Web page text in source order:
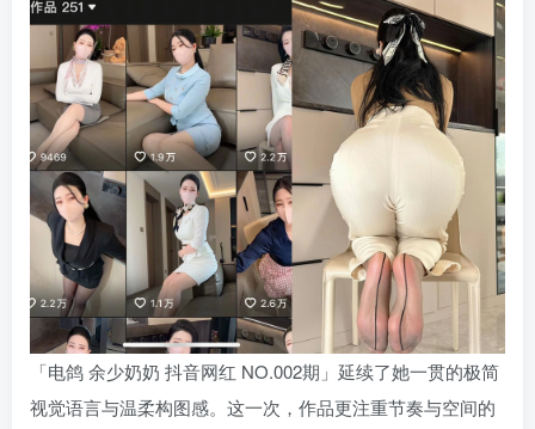
「电鸽 余少奶奶 抖音网红 NO.002期」延续了她一贯的极简
视觉语言与温柔构图感。这一次，作品更注重节奏与空间的